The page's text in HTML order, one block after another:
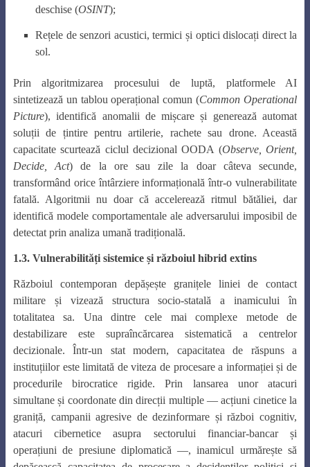
deschise (OSINT);
Rețele de senzori acustici, termici și optici dislocați direct la
sol.
Prin algoritmizarea procesului de luptă, platformele AI
sintetizează un tablou operațional comun (Common Operational
Picture), identifică anomalii de mișcare și generează automat
soluții de țintire pentru artilerie, rachete sau drone. Această
capacitate scurtează ciclul decizional OODA (Observe, Orient,
Decide, Act) de la ore sau zile la doar câteva secunde,
transformând orice întârziere informațională într-o vulnerabilitate
fatală. Algoritmii nu doar că accelerează ritmul bătăliei, dar
identifică modele comportamentale ale adversarului imposibil de
detectat prin analiza umană tradițională.
1.3. Vulnerabilități sistemice și războiul hibrid extins
Războiul contemporan depășește granițele liniei de contact
militare și vizează structura socio-statală a inamicului în
totalitatea sa. Una dintre cele mai complexe metode de
destabilizare este supraîncărcarea sistematică a centrelor
decizionale. Într-un stat modern, capacitatea de răspuns a
instituțiilor este limitată de viteza de procesare a informației și de
procedurile birocratice rigide. Prin lansarea unor atacuri
simultane și coordonate din direcții multiple — acțiuni cinetice la
graniță, campanii agresive de dezinformare și război cognitiv,
atacuri cibernetice asupra sectorului financiar-bancar și
operațiuni de presiune diplomatică —, inamicul urmărește să